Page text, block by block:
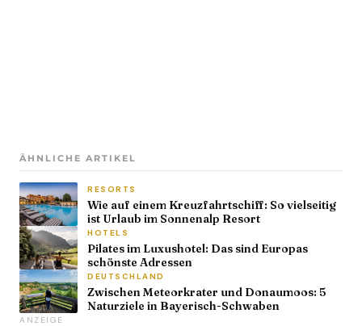
ÄHNLICHE ARTIKEL
RESORTS
Wie auf einem Kreuzfahrtschiff: So vielseitig
ist Urlaub im Sonnenalp Resort
HOTELS
Pilates im Luxushotel: Das sind Europas
schönste Adressen
DEUTSCHLAND
Zwischen Meteorkrater und Donaumoos: 5
Naturziele in Bayerisch-Schwaben
ANZEIGE